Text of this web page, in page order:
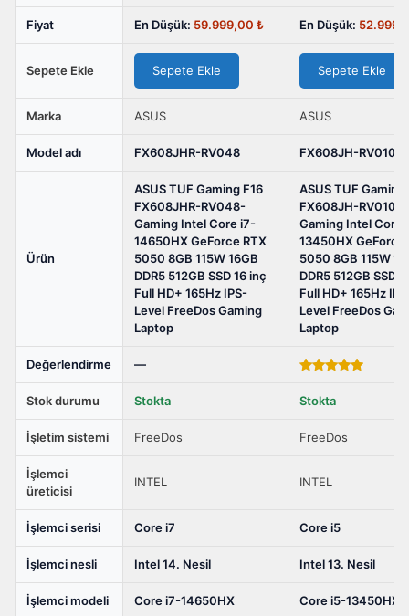
RV048-
Gaming
Core
i7-
14650HX
GeForce
RTX
16GB
16
Full
HD+
165Hz
IPS-
Level
FreeDos
Gaming
Laptop,
ASUS
TUF
Fiyat En Düşük: 59.999,00 ₺ En Düşük:
Sepete Ekle Sepete Ekle Sepete Ekle
Marka ASUS ASUS
Model adı FX608JHR-RV048 FX608JH-RV010
Ürün
ASUS TUF Gaming F16
FX608JHR-RV048-
Gaming Intel Core i7-
14650HX GeForce RTX
5050 8GB 115W 16GB
DDR5 512GB SSD 16 inç
Full HD+ 165Hz IPS-
Level FreeDos Gaming
Laptop
ASUS TUF Gaming
FX608JH-RV010-
Gaming Intel Core
13450HX GeForce
5050 8GB 115W
DDR5 512GB SSD
Full HD+ 165Hz
Level FreeDos
Laptop
Değerlendirme —
5
Stok durumu Stokta Stokta
İşletim sistemi FreeDos FreeDos
İşlemci
üreticisi
INTEL INTEL
İşlemci serisi Core i7 Core i5
İşlemci nesli Intel 14. Nesil Intel 13. Nesil
İşlemci modeli Core i7-14650HX Core i5-13450HX